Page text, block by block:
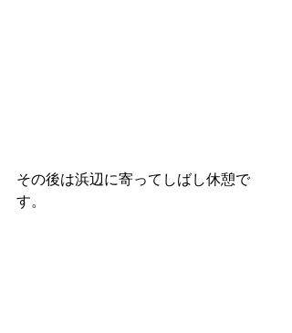
その後は浜辺に寄ってしばし休憩で
す。